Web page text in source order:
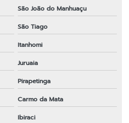
São João do Manhuaçu
São Tiago
Itanhomi
Juruaia
Pirapetinga
Carmo da Mata
Ibiraci